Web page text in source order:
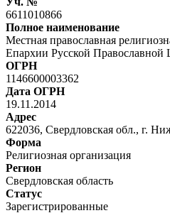
6611010866
Полное наименование
Местная православная
Епархии Русской
ОГРН
1146600003362
Дата ОГРН
19.11.2014
Адрес
622036, Свердловская обл., г.
Форма
Религиозная организация
Регион
Свердловская область
Статус
Зарегистрированные